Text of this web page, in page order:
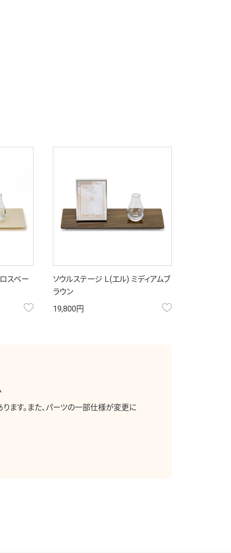
スベー
お気に入り
ソウルステージ Ｌ(エル) ミディアムブ
ラウン
19,800円
ます。また、パーツの一部仕様が変更に